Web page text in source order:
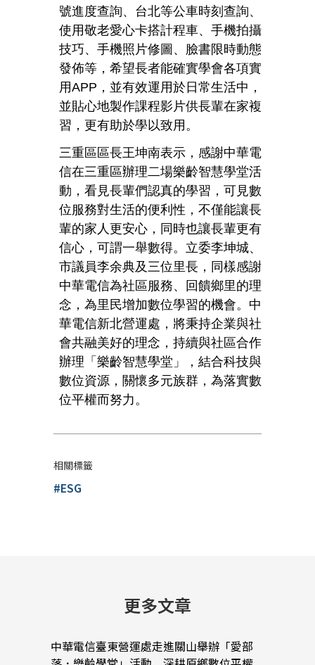
號進度查詢、台北等公車時刻查詢、
使用敬老愛心卡搭計程車、手機拍攝
技巧、手機照片修圖、臉書限時動態
發佈等，希望長者能確實學會各項實
用APP，並有效運用於日常生活中，
並貼心地製作課程影片供長輩在家複
習，更有助於學以致用。
三重區區長王坤南表示，感謝中華電
信在三重區辦理二場樂齡智慧學堂活
動，看見長輩們認真的學習，可見數
位服務對生活的便利性，不僅能讓長
輩的家人更安心，同時也讓長輩更有
信心，可謂一舉數得。立委李坤城、
市議員李余典及三位里長，同樣感謝
中華電信為社區服務、回饋鄉里的理
念，為里民增加數位學習的機會。中
華電信新北營運處，將秉持企業與社
會共融美好的理念，持續與社區合作
辦理「樂齡智慧學堂」，結合科技與
數位資源，關懷多元族群，為落實數
位平權而努力。
相關標籤
#ESG
更多文章
中華電信臺東營運處走進關山舉辦「愛部